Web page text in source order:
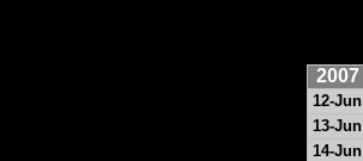
2007
12-Jun
13-Jun
14-Jun